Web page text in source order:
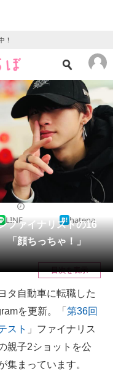
！
ファイナリストの16
「顔ちっちゃ！」
LINE hatena
目次を表示
タ自動車に転職した
を更新。「 第36回
スト 」ファイナリス
親子2ショットを公
集まっています。